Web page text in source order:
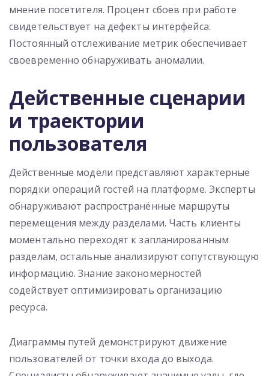
мнение посетителя. Процент сбоев при работе
свидетельствует на дефекты интерфейса.
Постоянный отслеживание метрик обеспечивает
своевременно обнаруживать аномалии.
Действенные сценарии
и траектории
пользователя
Действенные модели представляют характерные
порядки операций гостей на платформе. Эксперты
обнаруживают распространённые маршруты
перемещения между разделами. Часть клиенты
моментально переходят к запланированным
разделам, остальные анализируют сопутствующую
информацию. Знание закономерностей
содействует оптимизировать организацию
ресурса.
Диаграммы путей демонстрируют движение
пользователей от точки входа до выхода.